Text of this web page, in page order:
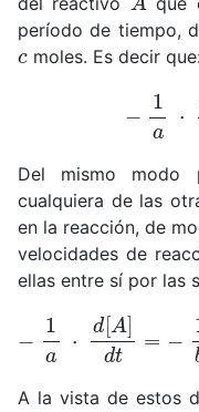
período de tiempo,
cmoles. Es decir
1a
Del mismo modo
cualquiera de las
en la reacción, de
velocidades de
ellas entre sí por las
1a [A ]d
A la vista de estos